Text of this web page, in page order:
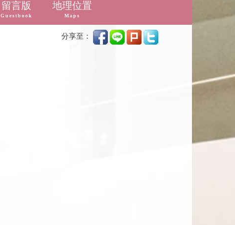
留言版
Guestbook
地理位置
Maps
分享至：